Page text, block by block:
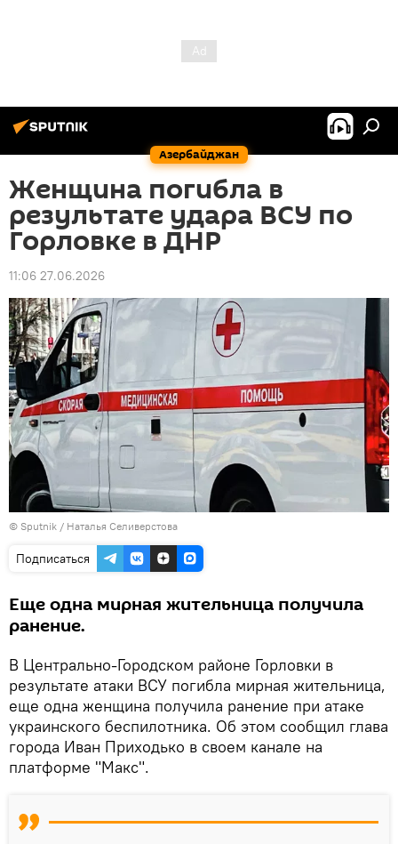
Азербайджан
Женщина погибла в
результате удара ВСУ по
Горловке в ДНР
11:06 27.06.2026
© Sputnik / Наталья Селиверстова
Подписаться
Еще одна мирная жительница получила
ранение.
В Центрально‑Городском районе Горловки в
результате атаки ВСУ погибла мирная жительница,
еще одна женщина получила ранение при атаке
украинского беспилотника. Об этом сообщил глава
города Иван Приходько в своем канале на
платформе "Макс".